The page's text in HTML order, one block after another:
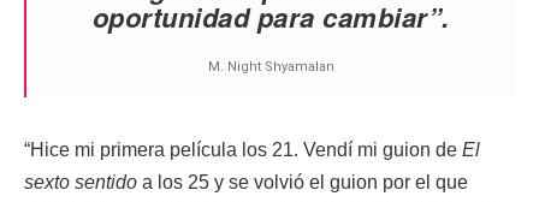
oportunidad para cambiar”.
M. Night Shyamalan
“Hice mi primera película los 21. Vendí mi guion de El
sexto sentido a los 25 y se volvió el guion por el que